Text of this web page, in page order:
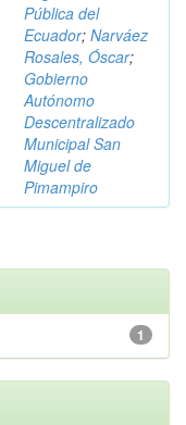
Pública del
Ecuador; Narváez
Rosales, Óscar;
Gobierno
Autónomo
Descentralizado
Municipal San
Miguel de
Pimampiro
1